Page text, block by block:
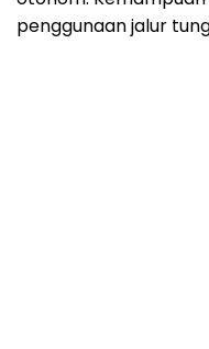
penggunaan jalur